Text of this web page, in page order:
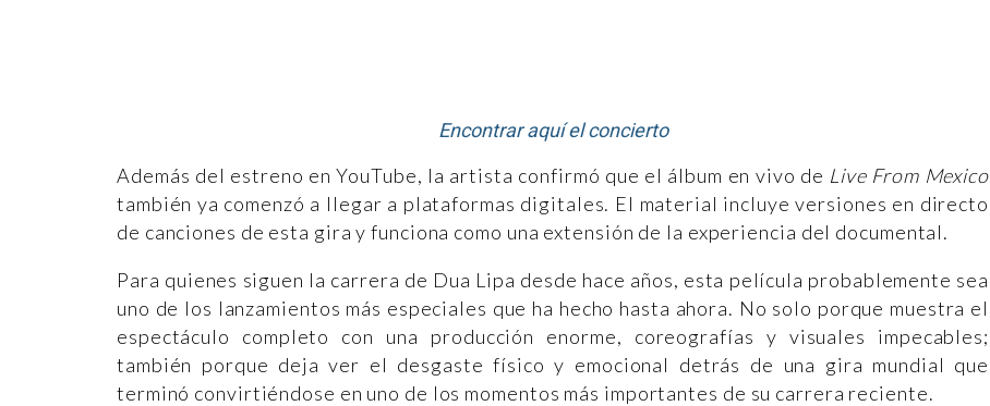
Encontrar aquí el concierto
Además del estreno en YouTube, la artista confirmó que el álbum en vivo de Live From Mexico
también ya comenzó a llegar a plataformas digitales. El material incluye versiones en directo
de canciones de esta gira y funciona como una extensión de la experiencia del documental.
Para quienes siguen la carrera de Dua Lipa desde hace años, esta película probablemente sea
uno de los lanzamientos más especiales que ha hecho hasta ahora. No solo porque muestra el
espectáculo completo con una producción enorme, coreografías y visuales impecables;
también porque deja ver el desgaste físico y emocional detrás de una gira mundial que
terminó convirtiéndose en uno de los momentos más importantes de su carrera reciente.